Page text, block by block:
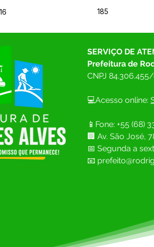
185
SERVIÇO DE
Prefeitura de
CNPJ
💻Acesso online:
📱Fone: +55 (68)
🏢 Av. São José,
📅 Segunda a
📧